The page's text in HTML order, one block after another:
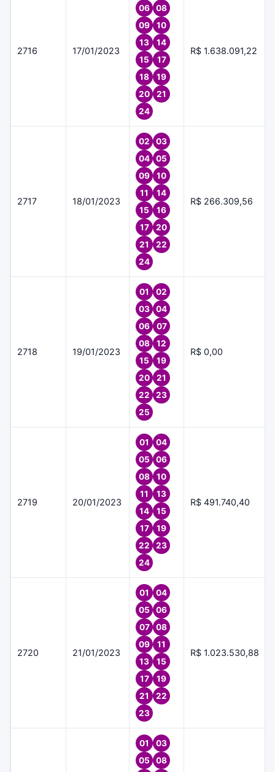
2716 17/01/2023
06
08
09
10
13
14
15
17
18
19
20
21
24
R$ 1.638.091,22
2717 18/01/2023
02
03
04
05
09
10
11
14
15
16
17
20
21
22
24
R$ 266.309,56
2718 19/01/2023
01
02
03
04
06
07
08
12
15
19
20
21
22
23
25
R$ 0,00
2719 20/01/2023
01
04
05
06
08
10
11
13
14
15
17
19
22
23
24
R$ 491.740,40
2720 21/01/2023
01
04
05
06
07
08
09
11
13
15
17
19
21
22
23
R$ 1.023.530,88
01
03
05
08